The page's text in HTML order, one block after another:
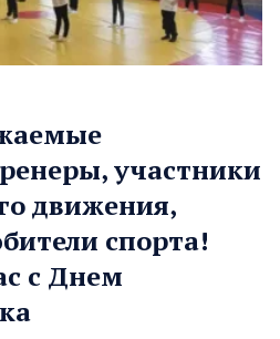
участники
движения,
спорта!
с Днем